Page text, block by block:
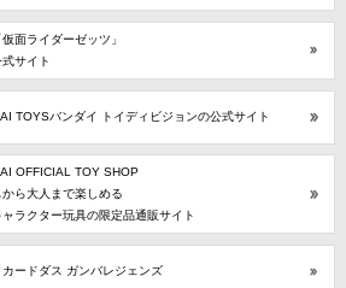
面ライダーゼッツ」
サイト
TOYSバンダイ トイディビジョンの公式サイト
OFFICIAL TOY SHOP
から大人まで楽しめる
ラクター玩具の限定品通販サイト
カードダス ガンバレジェンズ